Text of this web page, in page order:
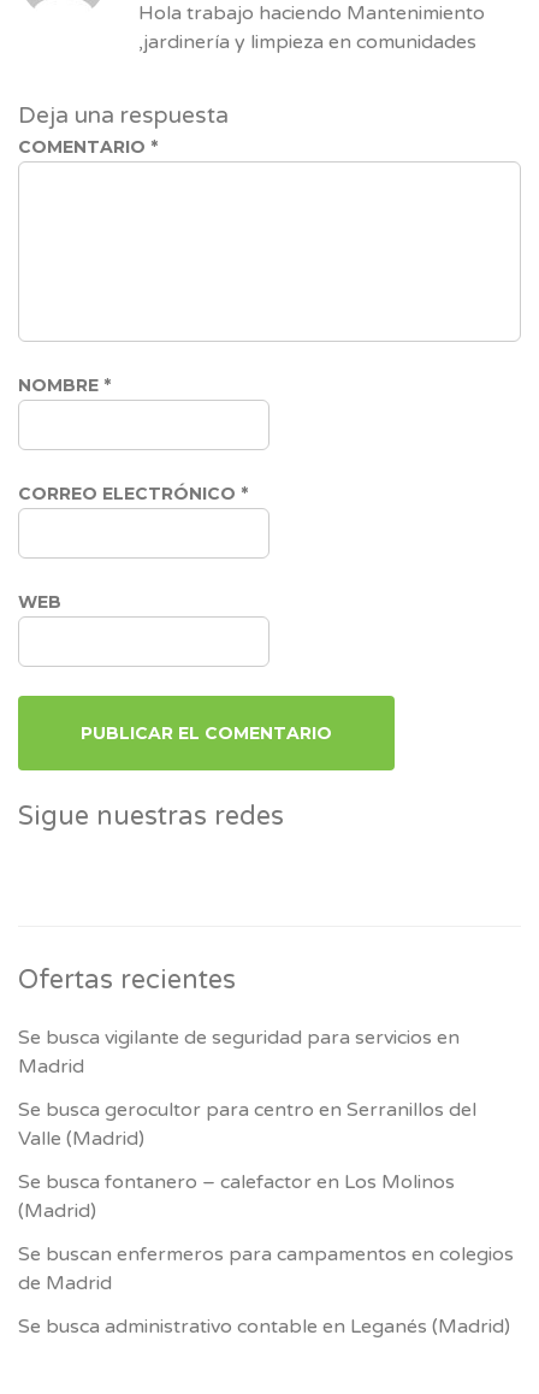
Hola trabajo haciendo Mantenimiento
,jardinería y limpieza en comunidades
Deja una respuesta
COMENTARIO *
NOMBRE *
CORREO ELECTRÓNICO *
WEB
Sigue nuestras redes
Ofertas recientes
Se busca vigilante de seguridad para servicios en
Madrid
Se busca gerocultor para centro en Serranillos del
Valle (Madrid)
Se busca fontanero – calefactor en Los Molinos
(Madrid)
Se buscan enfermeros para campamentos en colegios
de Madrid
Se busca administrativo contable en Leganés (Madrid)